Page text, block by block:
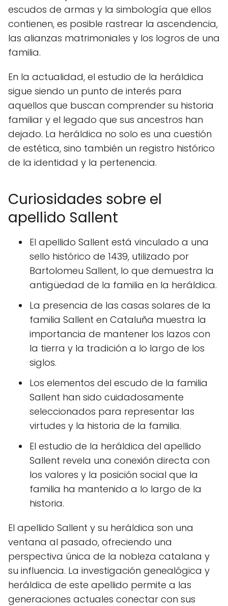
escudos de armas y la simbología que ellos
contienen, es posible rastrear la ascendencia,
las alianzas matrimoniales y los logros de una
familia.
En la actualidad, el estudio de la heráldica
sigue siendo un punto de interés para
aquellos que buscan comprender su historia
familiar y el legado que sus ancestros han
dejado. La heráldica no solo es una cuestión
de estética, sino también un registro histórico
de la identidad y la pertenencia.
Curiosidades sobre el
apellido Sallent
El apellido Sallent está vinculado a una
sello histórico de 1439, utilizado por
Bartolomeu Sallent, lo que demuestra la
antigüedad de la familia en la heráldica.
La presencia de las casas solares de la
familia Sallent en Cataluña muestra la
importancia de mantener los lazos con
la tierra y la tradición a lo largo de los
siglos.
Los elementos del escudo de la familia
Sallent han sido cuidadosamente
seleccionados para representar las
virtudes y la historia de la familia.
El estudio de la heráldica del apellido
Sallent revela una conexión directa con
los valores y la posición social que la
familia ha mantenido a lo largo de la
historia.
El apellido Sallent y su heráldica son una
ventana al pasado, ofreciendo una
perspectiva única de la nobleza catalana y
su influencia. La investigación genealógica y
heráldica de este apellido permite a las
generaciones actuales conectar con sus